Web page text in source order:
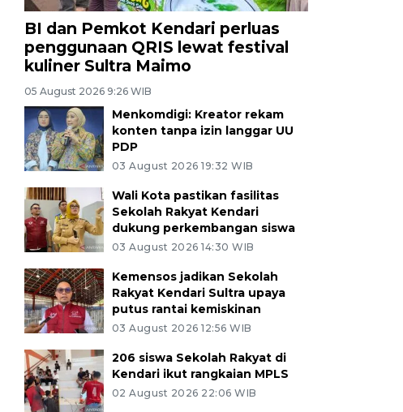
BI dan Pemkot Kendari perluas
penggunaan QRIS lewat festival
kuliner Sultra Maimo
05 August 2026 9:26 WIB
Menkomdigi: Kreator rekam
konten tanpa izin langgar UU
PDP
03 August 2026 19:32 WIB
Wali Kota pastikan fasilitas
Sekolah Rakyat Kendari
dukung perkembangan siswa
03 August 2026 14:30 WIB
Kemensos jadikan Sekolah
Rakyat Kendari Sultra upaya
putus rantai kemiskinan
03 August 2026 12:56 WIB
206 siswa Sekolah Rakyat di
Kendari ikut rangkaian MPLS
02 August 2026 22:06 WIB